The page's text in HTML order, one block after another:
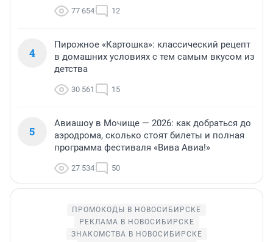
77 654 12
4
Пирожное «Картошка»: классический рецепт
в домашних условиях с тем самым вкусом из
детства
30 561 15
5
Авиашоу в Мочище — 2026: как добраться до
аэродрома, сколько стоят билеты и полная
программа фестиваля «Вива Авиа!»
27 534 50
ПРОМОКОДЫ В НОВОСИБИРСКЕ
РЕКЛАМА В НОВОСИБИРСКЕ
ЗНАКОМСТВА В НОВОСИБИРСКЕ